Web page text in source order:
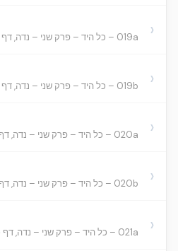
019a – כל היד – פרק שני – נדה, דף יט ע”א ›
019b – כל היד – פרק שני – נדה, דף יט ע”ב ›
020a – כל היד – פרק שני – נדה, דף כ ע”א ›
020b – כל היד – פרק שני – נדה, דף כ ע”ב ›
021a – כל היד – פרק שני – נדה, דף כא ע”א ›